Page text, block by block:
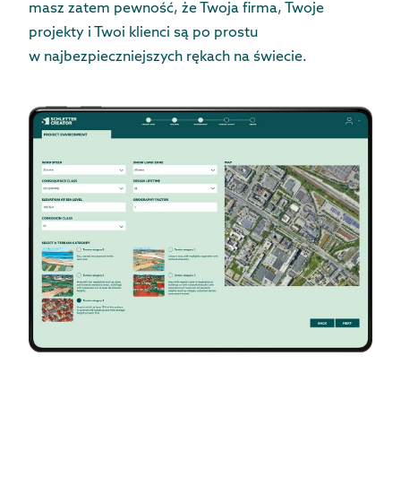
masz zatem pewność, że Twoja firma, Twoje
projekty i Twoi klienci są po prostu
w najbezpieczniejszych rękach na świecie.